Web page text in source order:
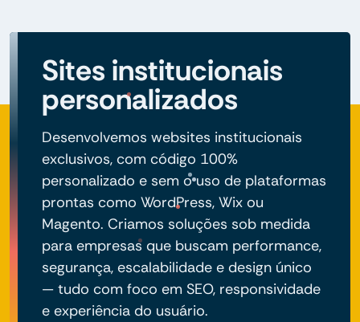
Sites institucionais
personalizados
Desenvolvemos websites institucionais
exclusivos, com código 100%
personalizado e sem o uso de plataformas
prontas como WordPress, Wix ou
Magento. Criamos soluções sob medida
para empresas que buscam performance,
segurança, escalabilidade e design único
— tudo com foco em SEO, responsividade
e experiência do usuário.